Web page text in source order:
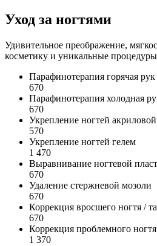
Уход за ногтями
Удивительное преображение,
косметику и уникальные
Парафинотерапия горячая рук
670
Парафинотерапия холодная
670
Укрепление ногтей
570
Укрепление ногтей гелем
1 470
Выравнивание ногтевой
670
Удаление стержневой мозоли
670
Коррекция вросшего ногтя /
670
Коррекция проблемного
1 370